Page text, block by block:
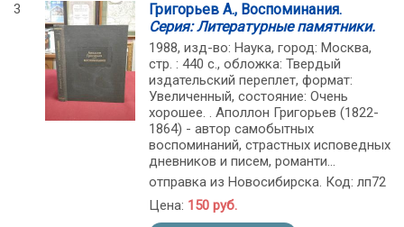
3
Григорьев А., Воспоминания.
Серия: Литературные памятники.
1988, изд-во: Наука, город: Москва,
стр. : 440 с., обложка: Твердый
издательский переплет, формат:
Увеличенный, состояние: Очень
хорошее. . Аполлон Григорьев (1822-
1864) - автор самобытных
воспоминаний, страстных исповедных
дневников и писем, романти...
отправка из Новосибирска. Код: лп72
Цена: 150 руб.